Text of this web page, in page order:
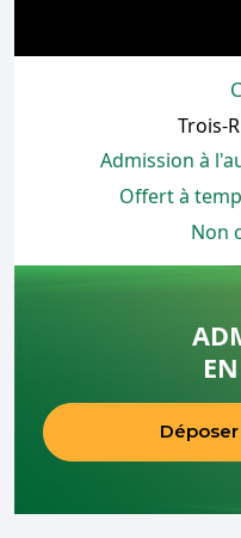
Trois-
Admission à
Offert à
Non